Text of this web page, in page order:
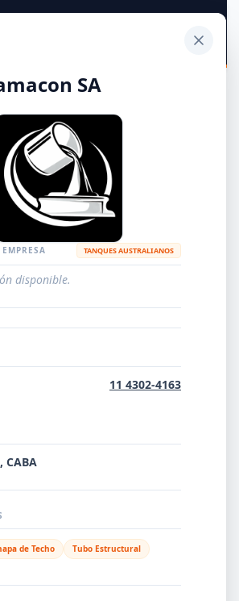
Metalúrgicas y Siderúrgicas
METALÚRGICAS
AGREGAR EMPRESA
al cargar empresas.
SA
TANQUES AUSTRALIANOS
disponible.
11 4302-4163
CABA
de Techo Tubo Estructural